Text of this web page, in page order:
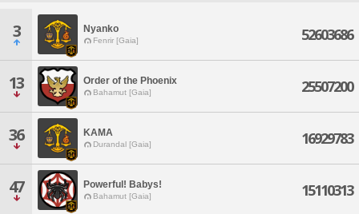
3 Nyanko
Fenrir [Gaia] 52603686
13 Order of the Phoenix
Bahamut [Gaia] 25507200
36 KAMA
Durandal [Gaia] 16929783
47 Powerful! Babys!
Bahamut [Gaia] 15110313